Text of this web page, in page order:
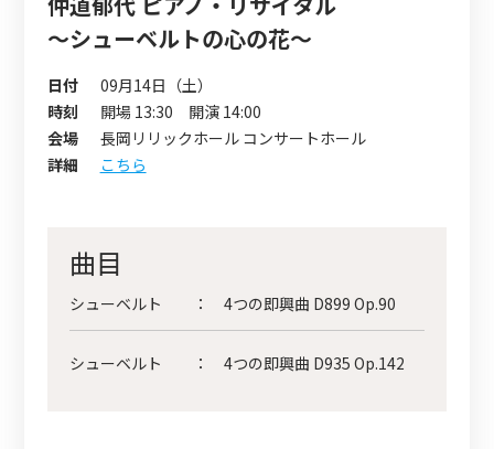
～シューベルトの心の花～
日付
09月14日（土）
時刻
開場 13:30 開演 14:00
会場
長岡リリックホール コンサートホール
詳細
こちら
曲目
シューベルト ： 4つの即興曲 D899 Op.90
シューベルト ： 4つの即興曲 D935 Op.142